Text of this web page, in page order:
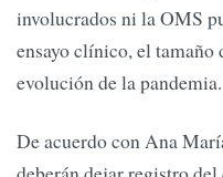
involucrados ni la OMS
ensayo clínico, el tamaño
evolución de la pandemia.
De acuerdo con Ana